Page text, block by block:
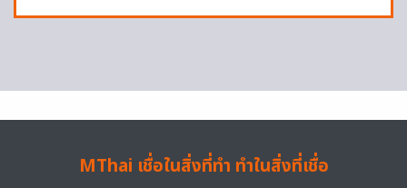
MThai เชื่อในสิ่งที่ทำ ทำในสิ่งที่เชื่อ